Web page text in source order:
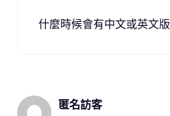
什麼時候會有中文或英文版
匿名訪客